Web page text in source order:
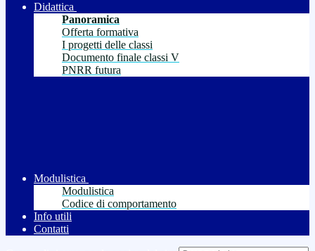
Didattica
Panoramica
Offerta formativa
I progetti delle classi
Documento finale classi V
PNRR futura
Modulistica
Modulistica
Codice di comportamento
Info utili
Contatti